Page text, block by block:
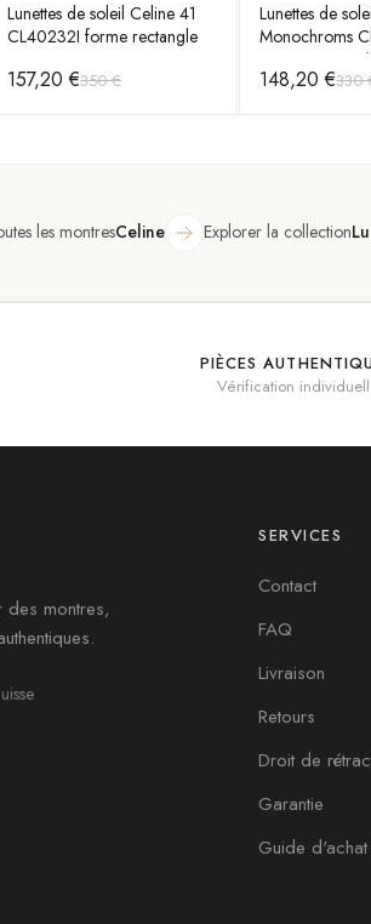
Lunettes de soleil Celine 41
CL40232I forme rectangle
157,20 €350 €
Lunettes de
Monochroms
monture en
148,20 €330
les montresCeline Explorer la collection
PIÈCES
Vérification
des montres,
SERVICES
Contact
FAQ
Livraison
Retours
Droit de
Garantie
Guide d'achat